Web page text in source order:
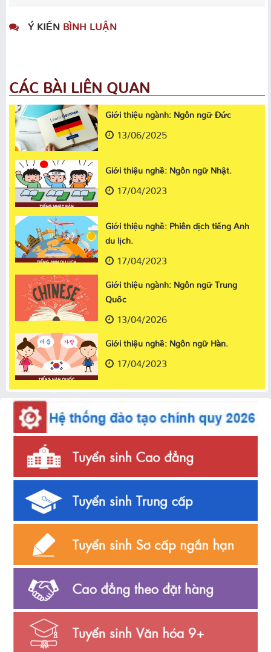
Ý KIẾN BÌNH LUẬN
CÁC BÀI LIÊN QUAN
Giới thiệu ngành: Ngôn ngữ Đức
13/06/2025
Giới thiệu nghề: Ngôn ngữ Nhật.
17/04/2023
Giới thiệu nghề: Phiên dịch tiếng Anh
du lịch.
17/04/2023
Giới thiệu ngành: Ngôn ngữ Trung
Quốc
13/04/2026
Giới thiệu nghề: Ngôn ngữ Hàn.
17/04/2023